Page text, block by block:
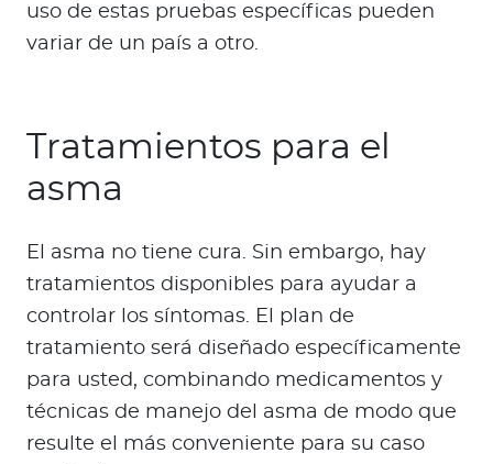
uso de estas pruebas específicas pueden
variar de un país a otro.
Tratamientos para el
asma
El asma no tiene cura. Sin embargo, hay
tratamientos disponibles para ayudar a
controlar los síntomas. El plan de
tratamiento será diseñado específicamente
para usted, combinando medicamentos y
técnicas de manejo del asma de modo que
resulte el más conveniente para su caso